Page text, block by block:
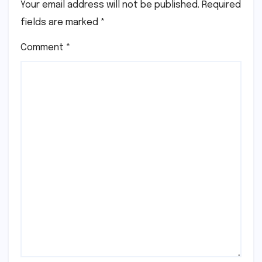
Your email address will not be published. Required
fields are marked *
Comment *